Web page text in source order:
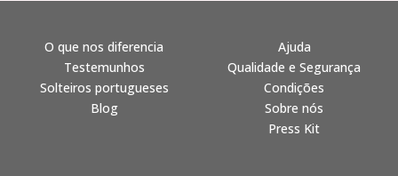
O que nos diferencia
Testemunhos
Solteiros portugueses
Blog
Ajuda
Qualidade e Segurança
Condições
Sobre nós
Press Kit